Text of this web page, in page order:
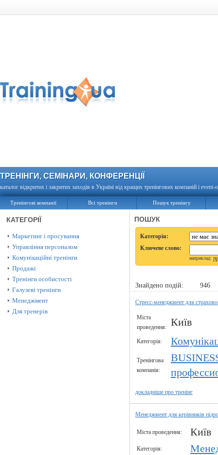
ТРЕНІНГИ, СЕМІНАРИ, КОНФЕРЕНЦІЇ
каталог відкритих і закритих заходів в Україні від кращих тренінгових компаній і event-
Тренінгові компанії Всі тренінги Пошук тренінгу
КАТЕГОРІЇ
Маркетинг і просування
Управління персоналом
Комунікаційні тренінги
Продажі
Тренінги особистості
Галузеві тренінги
Менеджмент
Для тренерів
ПОШУК
Категорія:
Ключеве слово:
наприклад:
Знайдено подій: 946
Стресс-менеджмент для
Міста
проведення:
Київ
Категорія:
Тренінгова
компанія:
докладніше про тренінг
Менеджмент для керівників
Міста проведення: Київ
Категорія: